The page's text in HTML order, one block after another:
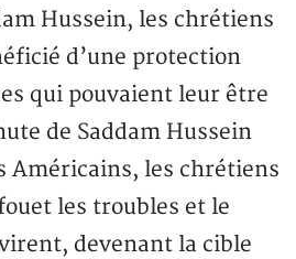
Hussein, les chrétiens
d’une protection
qui pouvaient leur être
de Saddam Hussein
Américains, les chrétiens
les troubles et le
devenant la cible